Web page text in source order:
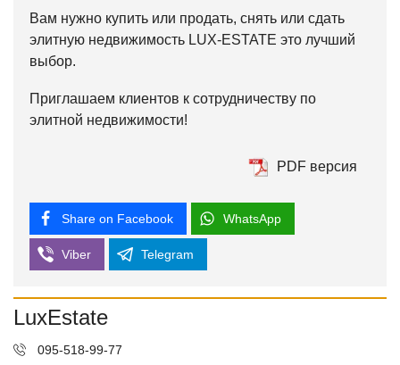
Вам нужно купить или продать, снять или сдать
элитную недвижимость LUX-ESTATE это лучший
выбор.
Приглашаем клиентов к сотрудничеству по
элитной недвижимости!
PDF версия
Share on Facebook WhatsApp
Viber Telegram
LuxEstate
095-518-99-77